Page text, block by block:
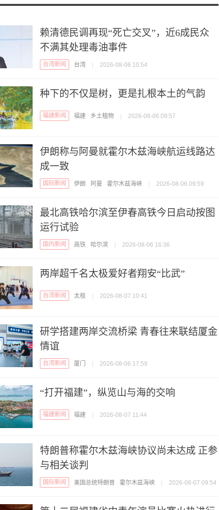
赖清德民调再现“死亡交叉”，近6成民众
不满其处理毒油事件
台湾新闻 台湾 2026-08-06 10:54
种下的不仅是树，更是扎根本土的气韵
福建新闻 福建 乡土植物 2026-08-06 09:57
伊朗称与阿曼就霍尔木兹海峡航运线路达
成一致
国际新闻 伊朗 阿曼 霍尔木兹海峡 2026-08-06 09:59
最北高铁哈尔滨至伊春高铁今日启动按图
运行试验
国内新闻 高铁 哈尔滨 2026-08-06 16:36
两岸超千名太极爱好者翔安“比武”
台湾新闻 太极 2026-08-07 10:41
研学搭建两岸交流桥梁 青春往来联结厦金
情谊
台湾新闻 厦门 2026-08-06 17:59
“打开福建”，纵览山与海的交响
福建新闻 福建 2026-08-07 11:44
特朗普称霍尔木兹海峡协议尚未达成 正参
与相关谈判
国际新闻 美国总统特朗普 霍尔木兹海峡 2026-08-07 09:54